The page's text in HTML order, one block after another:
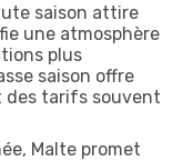
saison attire
une atmosphère
plus
saison offre
des tarifs souvent
Malte promet